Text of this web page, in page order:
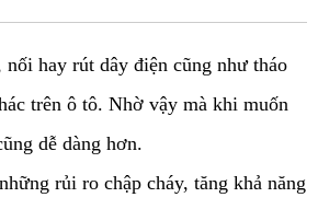
nối hay rút dây điện cũng như tháo
trên ô tô. Nhờ vậy mà khi muốn
dễ dàng hơn.
rủi ro chập cháy, tăng khả năng